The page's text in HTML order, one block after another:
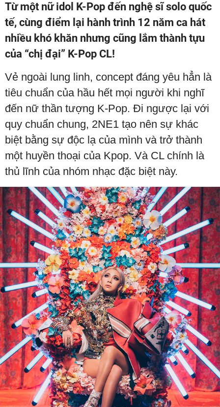
Từ một nữ idol K-Pop đến nghệ sĩ solo quốc
tế, cùng điểm lại hành trình 12 năm ca hát
nhiều khó khăn nhưng cũng lắm thành tựu
của “chị đại” K-Pop CL!
Vẻ ngoài lung linh, concept đáng yêu hẳn là
tiêu chuẩn của hầu hết mọi người khi nghĩ
đến nữ thần tượng K-Pop. Đi ngược lại với
quy chuẩn chung, 2NE1 tạo nên sự khác
biệt bằng sự độc lạ của mình và trở thành
một huyền thoại của Kpop. Và CL chính là
thủ lĩnh của nhóm nhạc đặc biệt này.